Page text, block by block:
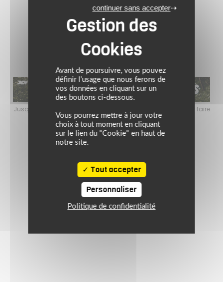
Black-Black
Jusqu’au 24 août 2026, profitez de l’ambiance estivale pour faire
le plein de bons plans sur l’équipement motard !
Avant de poursuivre, vous pouvez
définir l’usage que nous ferons de
vos données en cliquant sur un
des boutons ci-dessous.
Vous pourrez mettre à jour votre
choix à tout moment en cliquant
sur le lien du "Cookie" en haut de
notre site.
Tout accepter
continuer sans accepter
Personnaliser
Politique de confidentialité